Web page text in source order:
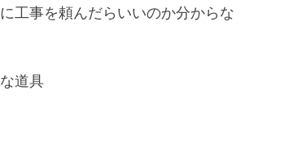
工事を頼んだらいいのか分からな
道具